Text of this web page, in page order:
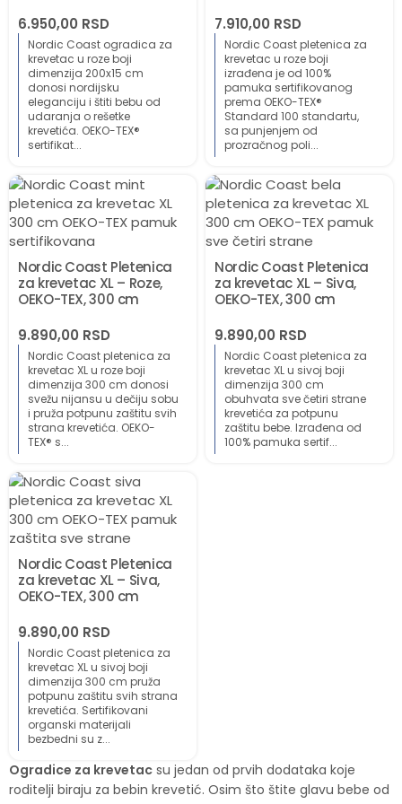
6.950,00 RSD
Nordic Coast ogradica za
krevetac u roze boji
dimenzija 200x15 cm
donosi nordijsku
eleganciju i štiti bebu od
udaranja o rešetke
krevetića. OEKO-TEX®
sertifikat...
7.910,00 RSD
Nordic Coast pletenica za
krevetac u roze boji
izrađena je od 100%
pamuka sertifikovanog
prema OEKO-TEX®
Standard 100 standartu,
sa punjenjem od
prozračnog poli...
Nordic Coast Pletenica
za krevetac XL – Roze,
OEKO-TEX, 300 cm
9.890,00 RSD
Nordic Coast pletenica za
krevetac XL u roze boji
dimenzija 300 cm donosi
svežu nijansu u dečiju sobu
i pruža potpunu zaštitu svih
strana krevetića. OEKO-
TEX® s...
Nordic Coast Pletenica
za krevetac XL – Siva,
OEKO-TEX, 300 cm
9.890,00 RSD
Nordic Coast pletenica za
krevetac XL u sivoj boji
dimenzija 300 cm
obuhvata sve četiri strane
krevetića za potpunu
zaštitu bebe. Izrađena od
100% pamuka sertif...
Nordic Coast Pletenica
za krevetac XL – Siva,
OEKO-TEX, 300 cm
9.890,00 RSD
Nordic Coast pletenica za
krevetac XL u sivoj boji
dimenzija 300 cm pruža
potpunu zaštitu svih strana
krevetića. Sertifikovani
organski materijali
bezbedni su z...
Ogradice za krevetac su jedan od prvih dodataka koje
roditelji biraju za bebin krevetić. Osim što štite glavu bebe od